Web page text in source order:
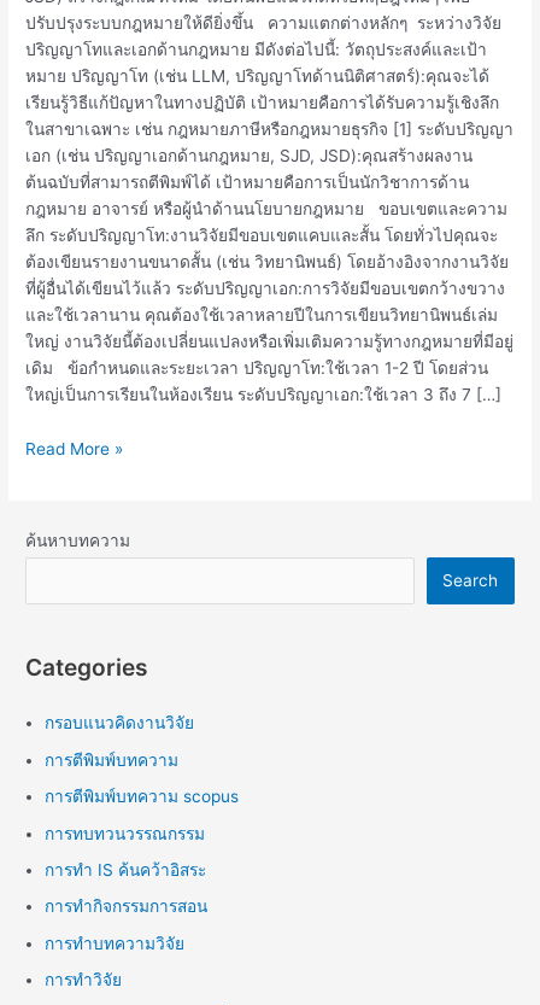
ปรับปรุงระบบกฎหมายให้ดียิ่งขึ้น ความแตกต่างหลักๆ ระหว่างวิจัย
ปริญญาโทและเอกด้านกฎหมาย มีดังต่อไปนี้: วัตถุประสงค์และเป้า
หมาย ปริญญาโท (เช่น LLM, ปริญญาโทด้านนิติศาสตร์):คุณจะได้
เรียนรู้วิธีแก้ปัญหาในทางปฏิบัติ เป้าหมายคือการได้รับความรู้เชิงลึก
ในสาขาเฉพาะ เช่น กฎหมายภาษีหรือกฎหมายธุรกิจ [1] ระดับปริญญา
เอก (เช่น ปริญญาเอกด้านกฎหมาย, SJD, JSD):คุณสร้างผลงาน
ต้นฉบับที่สามารถตีพิมพ์ได้ เป้าหมายคือการเป็นนักวิชาการด้าน
กฎหมาย อาจารย์ หรือผู้นำด้านนโยบายกฎหมาย ขอบเขตและความ
ลึก ระดับปริญญาโท:งานวิจัยมีขอบเขตแคบและสั้น โดยทั่วไปคุณจะ
ต้องเขียนรายงานขนาดสั้น (เช่น วิทยานิพนธ์) โดยอ้างอิงจากงานวิจัย
ที่ผู้อื่นได้เขียนไว้แล้ว ระดับปริญญาเอก:การวิจัยมีขอบเขตกว้างขวาง
และใช้เวลานาน คุณต้องใช้เวลาหลายปีในการเขียนวิทยานิพนธ์เล่ม
ใหญ่ งานวิจัยนี้ต้องเปลี่ยนแปลงหรือเพิ่มเติมความรู้ทางกฎหมายที่มีอยู่
เดิม ข้อกำหนดและระยะเวลา ปริญญาโท:ใช้เวลา 1-2 ปี โดยส่วน
ใหญ่เป็นการเรียนในห้องเรียน ระดับปริญญาเอก:ใช้เวลา 3 ถึง 7 […]
Read More »
ค้นหาบทความ
Search
Categories
กรอบแนวคิดงานวิจัย
การตีพิมพ์บทความ
การตีพิมพ์บทความ scopus
การทบทวนวรรณกรรม
การทำ IS ค้นคว้าอิสระ
การทำกิจกรรมการสอน
การทำบทความวิจัย
การทำวิจัย